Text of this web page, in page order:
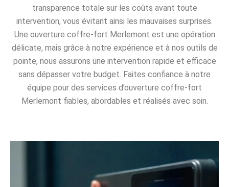
transparence totale sur les coûts avant toute
intervention, vous évitant ainsi les mauvaises surprises.
Une ouverture coffre-fort Merlemont est une opération
délicate, mais grâce à notre expérience et à nos outils de
pointe, nous assurons une intervention rapide et efficace
sans dépasser votre budget. Faites confiance à notre
équipe pour des services d’ouverture coffre-fort
Merlemont fiables, abordables et réalisés avec soin.